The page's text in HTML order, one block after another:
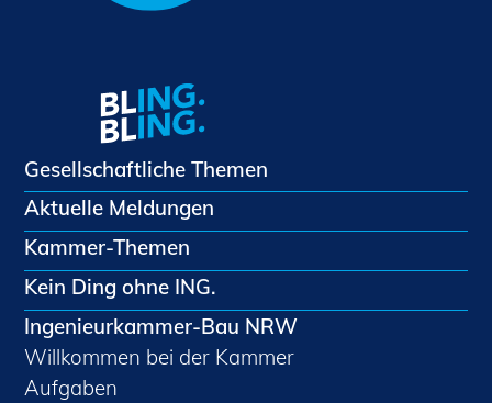
Gesellschaftliche Themen
Aktuelle Meldungen
Kammer-Themen
Kein Ding ohne ING.
Ingenieurkammer-Bau NRW
Willkommen bei der Kammer
Aufgaben